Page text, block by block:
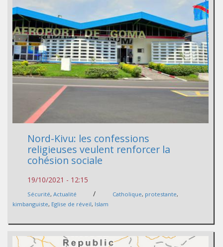
Nord-Kivu: les confessions
religieuses veulent renforcer la
cohésion sociale
19/10/2021 - 12:15
Sécurité, Actualité / Catholique, protestante,
kimbanguiste, Eglise de réveil, Islam